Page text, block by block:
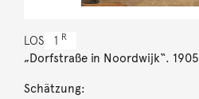
LOS 1 R
„Dorfstraße in Noordwijk“. 1905
Schätzung: